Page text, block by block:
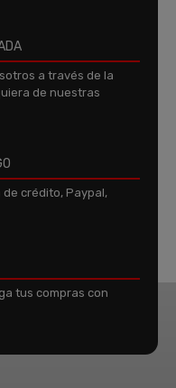
a través de la
de nuestras
crédito, Paypal,
tus compras con